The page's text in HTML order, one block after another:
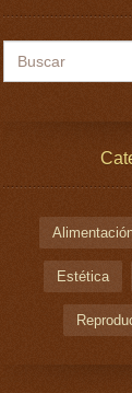
Estética